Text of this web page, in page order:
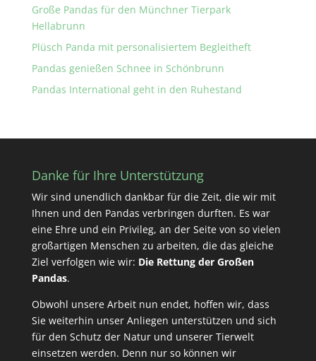
Große Pandas für den Münchner Tierpark
Hellabrunn
Plüsch Panda mit personalisiertem Begleitheft
Pandas genießen Schnee in Schönbrunn
Pandas International geht in den Ruhestand
Danke für Ihre Unterstützung
Wir sind unendlich dankbar für die Zeit, die wir mit
Ihnen und den Pandas verbringen durften. Es war
eine Ehre und ein Privileg, an der Seite von so vielen
großartigen Menschen zu arbeiten, die das gleiche
Ziel verfolgen wie wir: Die Rettung der Großen
Pandas.
Obwohl unsere Arbeit nun endet, hoffen wir, dass
Sie weiterhin unser Anliegen unterstützen und sich
für den Schutz der Natur und unserer Tierwelt
einsetzen werden. Denn nur so können wir